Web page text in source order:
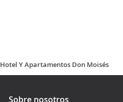
Hotel Y Apartamentos Don Moisés
Sobre nosotros